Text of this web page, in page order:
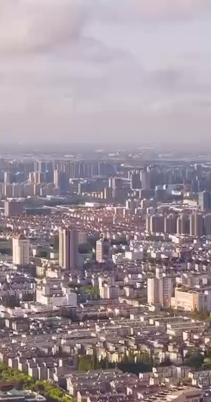
的热情也逐渐高涨，与此同时，各大汽车经销商也纷纷